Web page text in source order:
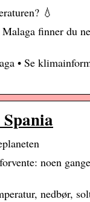
💧
finner du
• Se
noen
nedbør,